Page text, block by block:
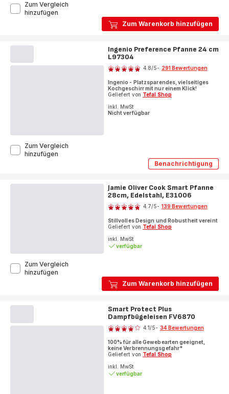
Zum Warenkorb hinzufügen
Zum Vergleich
hinzufügen
Benachrichtigung
Ingenio
24
cm
Ingenio Preference Pfanne 24 cm
L97304
Bewertung
4.8/5- 291 Bewertungen
Ingenio - Platzsparendes, vielseitiges
Kochgeschirr mit nur einem Klick!
Geliefert von Tefal Shop
inkl. MwSt
Nicht verfügbar
Zum Vergleich
hinzufügen
cm
Zum Warenkorb hinzufügen
Jamie Oliver Cook Smart Pfanne
28cm, Edelstahl, E31006
Bewertung
4.7/5- 139 Bewertungen
Stillvolles Design und Robustheit vereint
Geliefert von Tefal Shop
inkl. MwSt
verfügbar
Zum Vergleich
hinzufügen
Smart Protect Plus
Dampfbügeleisen FV6870
Bewertung
4.1/5- 34 Bewertungen
100% für alle Gewebearten geeignet,
keine Verbrennungsgefahr*
Geliefert von Tefal Shop
inkl. MwSt
verfügbar